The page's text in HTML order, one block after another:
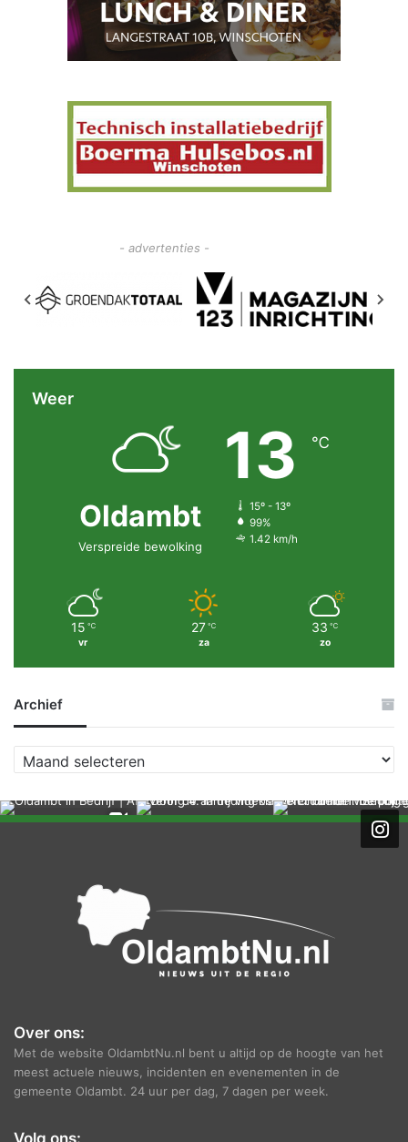
- advertenties -
Weer
Oldambt
Verspreide bewolking
13 ℃
15º - 13º
99%
1.42 km/h
15 ℃
vr
27 ℃
za
33 ℃
zo
Archief
r
h
Over ons:
Met de website OldambtNu.nl bent u altijd op de hoogte van het
meest actuele nieuws, incidenten en evenementen in de
gemeente Oldambt. 24 uur per dag, 7 dagen per week.
Volg ons: